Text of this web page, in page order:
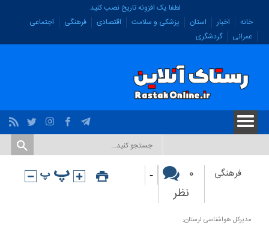
لطفا یک افزونه تاریخ نصب کنید.
خانه
اخبار استان پزشکی و سلامت اقتصادی فرهنگی
اجتماعی
عمرانی
گردشگری
فرهنگی
۰
نظر
-
مدیرکل هواشناسی لرستان: